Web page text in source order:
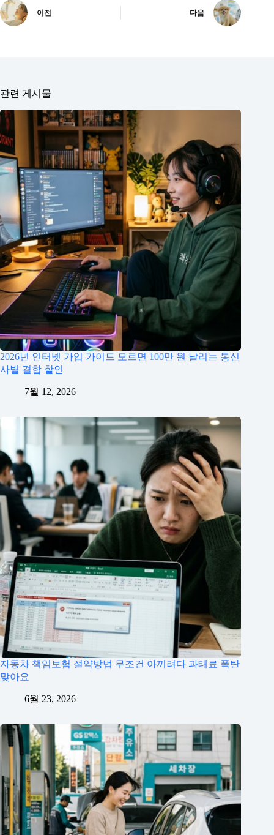
이전 다음
관련 게시물
2026년 인터넷 가입 가이드 모르면 100만 원 날리는 통신
사별 결합 할인
7월 12, 2026
자동차 책임보험 절약방법 무조건 아끼려다 과태료 폭탄
맞아요
6월 23, 2026